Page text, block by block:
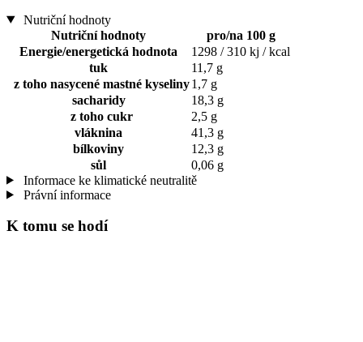
Nutriční hodnoty
Nutriční hodnoty
pro/na 100 g
Energie/energetická hodnota
1298 / 310 kj / kcal
tuk
11,7 g
z toho nasycené mastné kyseliny1,7 g
sacharidy
18,3 g
z toho cukr
2,5 g
vláknina
41,3 g
bílkoviny
12,3 g
sůl
0,06 g
Informace ke klimatické neutralitě
Právní informace
K tomu se hodí